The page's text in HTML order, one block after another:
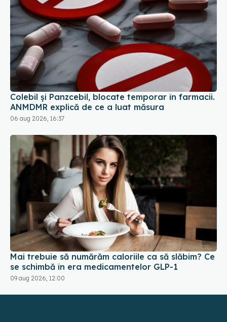
Colebil și Panzcebil, blocate temporar în farmacii.
ANMDMR explică de ce a luat măsura
06 aug 2026, 16:37
Mai trebuie să numărăm caloriile ca să slăbim? Ce
se schimbă în era medicamentelor GLP-1
09 aug 2026, 12:00